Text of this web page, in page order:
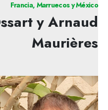
Francia, Marruecos y México
y Arnaud
Maurières